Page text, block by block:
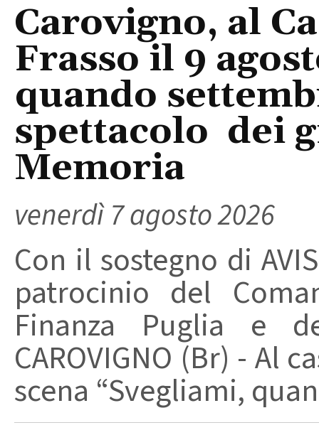
Carovigno, al
Frasso il 9
quando
spettacolo dei
Memoria
venerdì 7 agosto 2026
Con il sostegno di
patrocinio del
Finanza Puglia e
CAROVIGNO (Br) - Al
scena “Svegliami,